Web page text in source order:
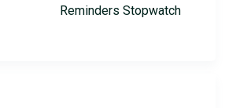
Reminders Stopwatch